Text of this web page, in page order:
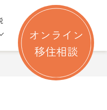
for 情報を集める
submenu for 相談す
オンライン
移住相談